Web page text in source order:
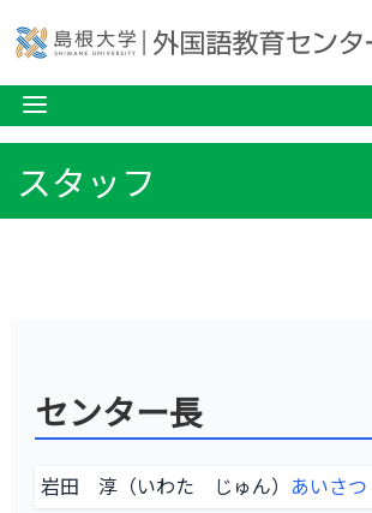
スタッフ
センター長
岩田 淳（いわた じゅん） あいさつ